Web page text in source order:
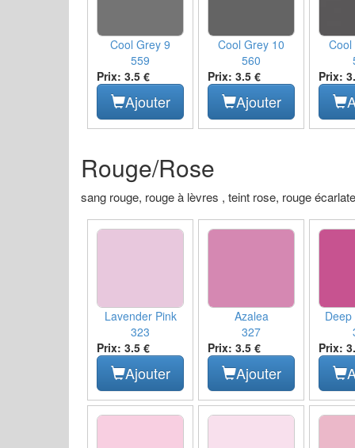
Cool Grey 9
559
Prix: 3.5 €
Ajouter
Cool Grey 10
560
Prix: 3.5 €
Ajouter
Prix:
Rouge/Rose
sang rouge, rouge à lèvres , teint rose, rouge
Lavender Pink
323
Prix: 3.5 €
Ajouter
Azalea
327
Prix: 3.5 €
Ajouter
Prix: